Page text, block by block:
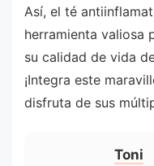
Así, el té
herramienta valiosa
su calidad de vida
¡Integra este
disfruta de sus
Toni